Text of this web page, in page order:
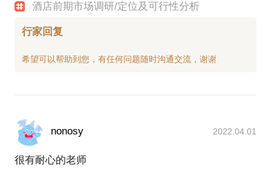
酒店前期市场调研/定位及可行性分析
行家回复
nonosy 2022.04.01
很有耐心的老师